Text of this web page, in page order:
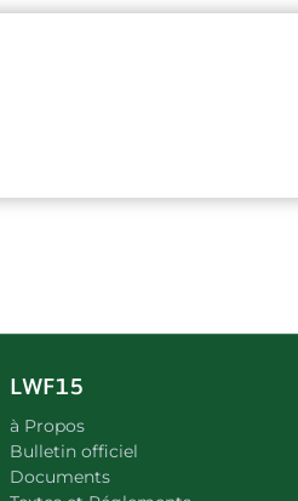
LWF15
à Propos
Bulletin officiel
Documents